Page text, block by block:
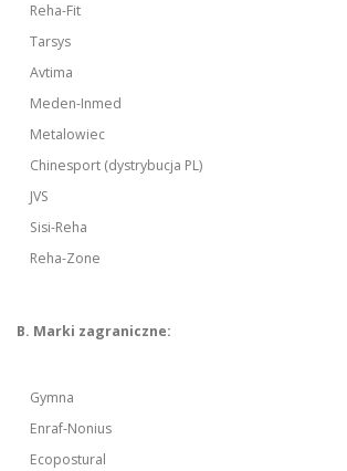
Reha-Fit
Tarsys
Avtima
Meden-Inmed
Metalowiec
Chinesport (dystrybucja PL)
JVS
Sisi-Reha
Reha-Zone
B. Marki zagraniczne:
Gymna
Enraf-Nonius
Ecopostural